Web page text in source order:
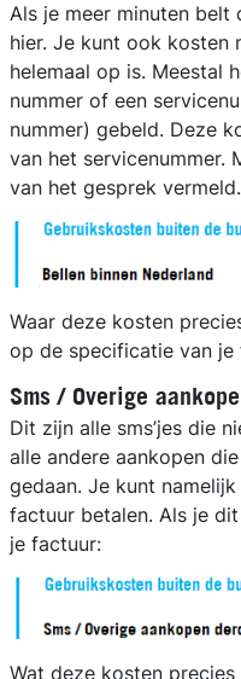
Als je meer minuten belt
hier. Je kunt ook kosten
helemaal op is. Meestal
nummer of een
nummer) gebeld. Deze
van het servicenummer.
van het gesprek vermeld.
Waar deze kosten
op de specificatie van je
Sms / Overige
Dit zijn alle sms’jes die
alle andere aankopen
gedaan. Je kunt
factuur betalen. Als je
je factuur:
Wat deze kosten